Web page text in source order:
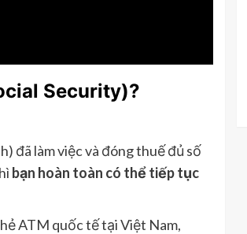
Security)?
đã làm việc và đóng thuế đủ số
bạn hoàn toàn có thể tiếp tục
ATM quốc tế tại Việt Nam,